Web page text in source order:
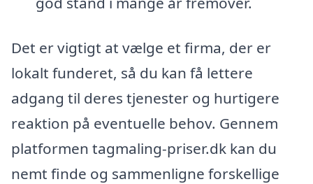
Det er vigtigt at vælge et firma, der er
lokalt funderet, så du kan få lettere
adgang til deres tjenester og hurtigere
reaktion på eventuelle behov. Gennem
platformen tagmaling-priser.dk kan du
nemt finde og sammenligne forskellige